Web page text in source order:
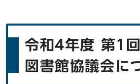
令和4年度 第1
図書館協議会に